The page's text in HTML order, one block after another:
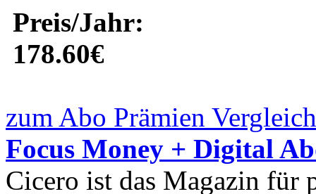
Preis/Jahr:
178.60€
zum Abo Prämien
Focus Money + Digital
Cicero ist das Magazin für